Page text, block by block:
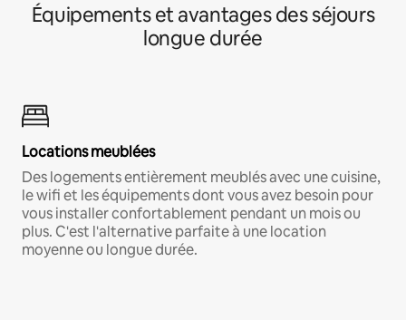
Équipements et avantages des séjours
longue durée
Locations meublées
Des logements entièrement meublés avec une cuisine,
le wifi et les équipements dont vous avez besoin pour
vous installer confortablement pendant un mois ou
plus. C'est l'alternative parfaite à une location
moyenne ou longue durée.